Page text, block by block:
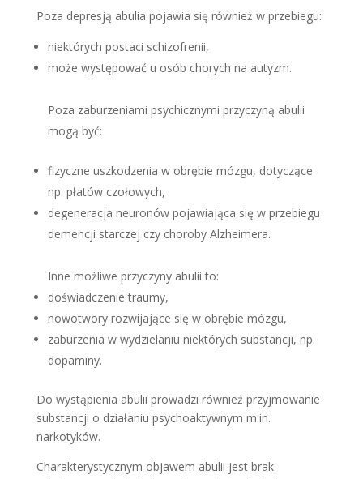
Poza depresją abulia pojawia się również w przebiegu:
niektórych postaci schizofrenii,
może występować u osób chorych na autyzm.
Poza zaburzeniami psychicznymi przyczyną abulii
mogą być:
fizyczne uszkodzenia w obrębie mózgu, dotyczące
np. płatów czołowych,
degeneracja neuronów pojawiająca się w przebiegu
demencji starczej czy choroby Alzheimera.
Inne możliwe przyczyny abulii to:
doświadczenie traumy,
nowotwory rozwijające się w obrębie mózgu,
zaburzenia w wydzielaniu niektórych substancji, np.
dopaminy.
Do wystąpienia abulii prowadzi również przyjmowanie
substancji o działaniu psychoaktywnym m.in.
narkotyków.
Charakterystycznym objawem abulii jest brak